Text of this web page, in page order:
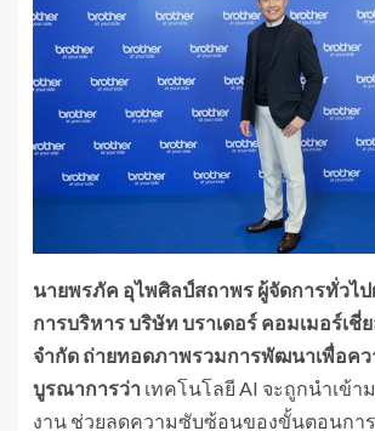
นายพรภัค อุไพศิลป์สถาพร ผู้จัดการทั่วไป
การบริหาร บริษัท บราเดอร์ คอมเมอร์เชี่
จำกัด ถ่ายทอดภาพรวมการพัฒนาเพื่อค
บูรณาการว่า เทคโนโลยี AI จะถูกนำเข้
งาน ช่วยลดความซับซ้อนของขั้นตอนกา